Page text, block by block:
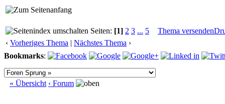
Seiten: [1] 2 3 ... 5 Thema versenden
‹ Vorheriges Thema | Nächstes Thema ›
Bookmarks:
« Übersicht ‹ Forum